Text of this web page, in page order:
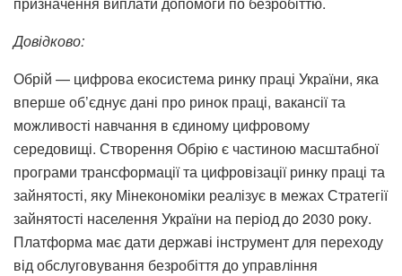
Довідково:
Обрій — цифрова екосистема ринку праці України, яка
вперше об’єднує дані про ринок праці, вакансії та
можливості навчання в єдиному цифровому
середовищі. Створення Обрію є частиною масштабної
програми трансформації та цифровізації ринку праці та
зайнятості, яку Мінекономіки реалізує в межах Стратегії
зайнятості населення України на період до 2030 року.
Платформа має дати державі інструмент для переходу
від обслуговування безробіття до управління